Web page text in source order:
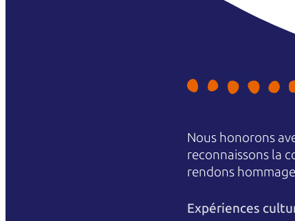
Nous honorons
reconnaissons la
rendons
Expériences